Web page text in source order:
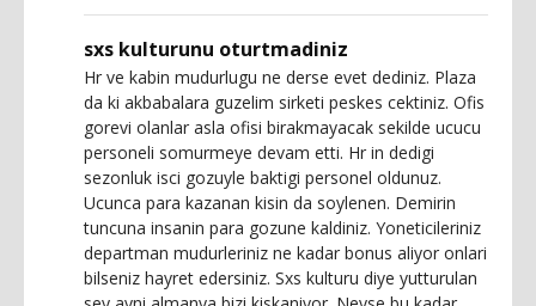
sxs kulturunu oturtmadiniz
Hr ve kabin mudurlugu ne derse evet dediniz. Plaza
da ki akbabalara guzelim sirketi peskes cektiniz. Ofis
gorevi olanlar asla ofisi birakmayacak sekilde ucucu
personeli somurmeye devam etti. Hr in dedigi
sezonluk isci gozuyle baktigi personel oldunuz.
Ucunca para kazanan kisin da soylenen. Demirin
tuncuna insanin para gozune kaldiniz. Yoneticileriniz
departman mudurleriniz ne kadar bonus aliyor onlari
bilseniz hayret edersiniz. Sxs kulturu diye yutturulan